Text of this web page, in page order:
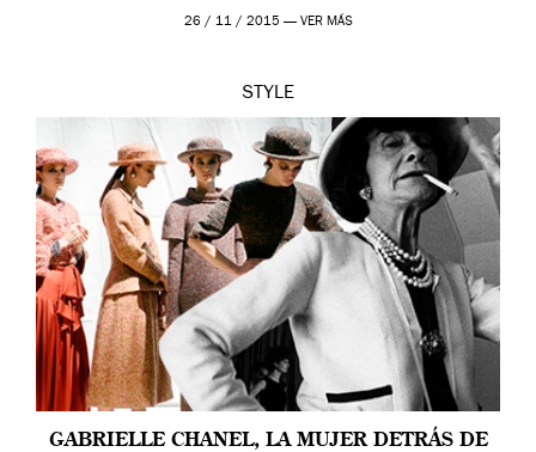
McLaine ni ninguna otra. A él […]
26 / 11 / 2015 — VER MÁS
STYLE
GABRIELLE CHANEL, LA MUJER DETRÁS DE